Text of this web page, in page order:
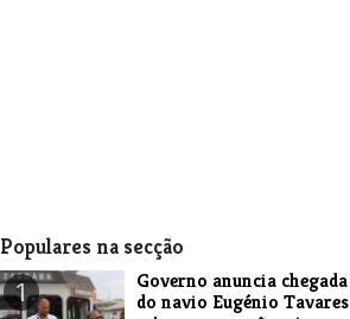
Populares na secção
1
Governo anuncia chegada
do navio Eugénio Tavares